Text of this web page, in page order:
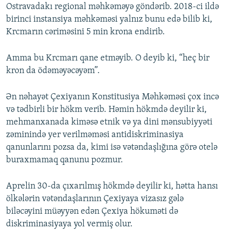
Ostravadakı regional məhkəməyə göndərib. 2018-ci ildə
birinci instansiya məhkəməsi yalnız bunu edə bilib ki,
Krcmarın cəriməsini 5 min krona endirib.
Amma bu Krcmarı qane etməyib. O deyib ki, “heç bir
kron da ödəməyəcəyəm”.
Ən nəhayət Çexiyanın Konstitusiya Məhkəməsi çox incə
və tədbirli bir hökm verib. Həmin hökmdə deyilir ki,
mehmanxanada kiməsə etnik və ya dini mənsubiyyəti
zəminində yer verilməməsi antidiskriminasiya
qanunlarını pozsa da, kimi isə vətəndaşlığına görə otelə
buraxmamaq qanunu pozmur.
Aprelin 30-da çıxarılmış hökmdə deyilir ki, hətta hansı
ölkələrin vətəndaşlarının Çexiyaya vizasız gələ
biləcəyini müəyyən edən Çexiya hökuməti də
diskriminasiyaya yol vermiş olur.